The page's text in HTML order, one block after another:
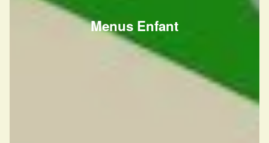
Menus Enfant